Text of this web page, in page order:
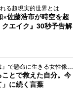
る超現実的世界とは
佐藤浩市が時空を超
エイク』30秒予告解
で懸命に生きる女性像を
とで救えた自分。今
に続く言葉